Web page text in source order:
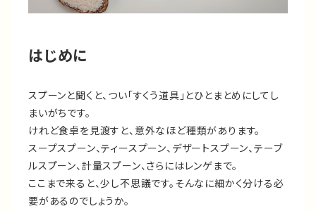
はじめに
スプーンと聞くと、つい「すくう道具」とひとまとめにしてし
まいがちです。
けれど食卓を見渡すと、意外なほど種類があります。
スープスプーン、ティースプーン、デザートスプーン、テーブ
ルスプーン、計量スプーン、さらにはレンゲまで。
ここまで来ると、少し不思議です。そんなに細かく分ける必
要があるのでしょうか。